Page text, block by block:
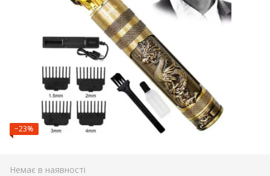
−23%
Немає в наявності